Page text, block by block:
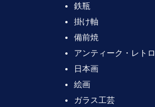
鉄瓶
掛け軸
備前焼
アンティーク・レトロ
日本画
絵画
ガラス工芸